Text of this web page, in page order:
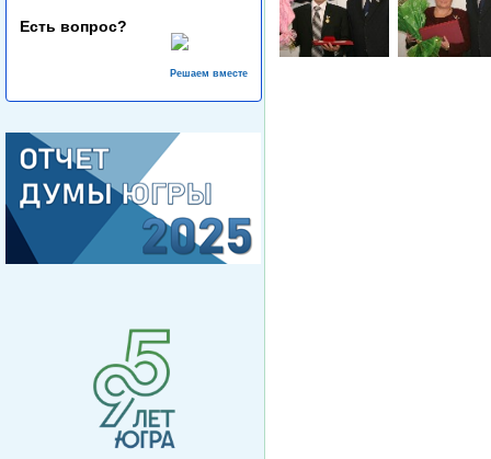
Есть вопрос?
Решаем вместе